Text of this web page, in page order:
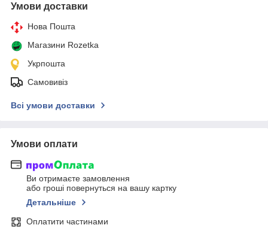
Умови доставки
Нова Пошта
Магазини Rozetka
Укрпошта
Самовивіз
Всі умови доставки
Умови оплати
Ви отримаєте замовлення
або гроші повернуться на вашу картку
Детальніше
Оплатити частинами